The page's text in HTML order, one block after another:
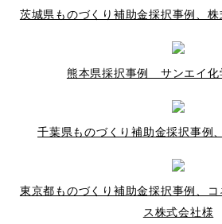
茨城県ものづくり補助金採択事例、
熊本県採択事例 サンエイ化
千葉県ものづくり補助金採択事例
東京都ものづくり補助金採択事例、
ス株式会社様